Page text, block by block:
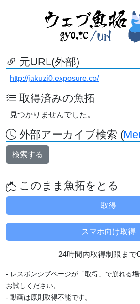
元URL(外部)
http://jakuzi0.exposure.co/
取得済みの魚拓
見つかりませんでした。
外部アーカイブ検索 (
検索する
このまま魚拓をとる
24時間内取得制限まで
- レスポンシブページが「取得」で崩れる
お試しください。
- 動画は原則取得不能です。